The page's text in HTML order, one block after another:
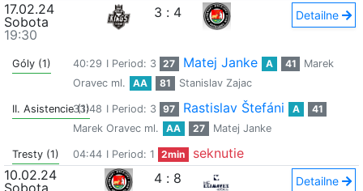
17.02.24
Sobota
19:30
3 : 4 Detailne
Góly (1) 40:29 I Period: 3 27 Matej Janke A 41
Marek
Oravec ml.
AA 81 Stanislav Zajac
II. Asistencie (1)
33:48 I Period: 3 97 Rastislav Štefáni A
41
Marek Oravec ml.
AA 27 Matej Janke
Tresty (1) 04:44 I Period: 1 2min
seknutie
10.02.24
Sobota
4 : 8 Detailne